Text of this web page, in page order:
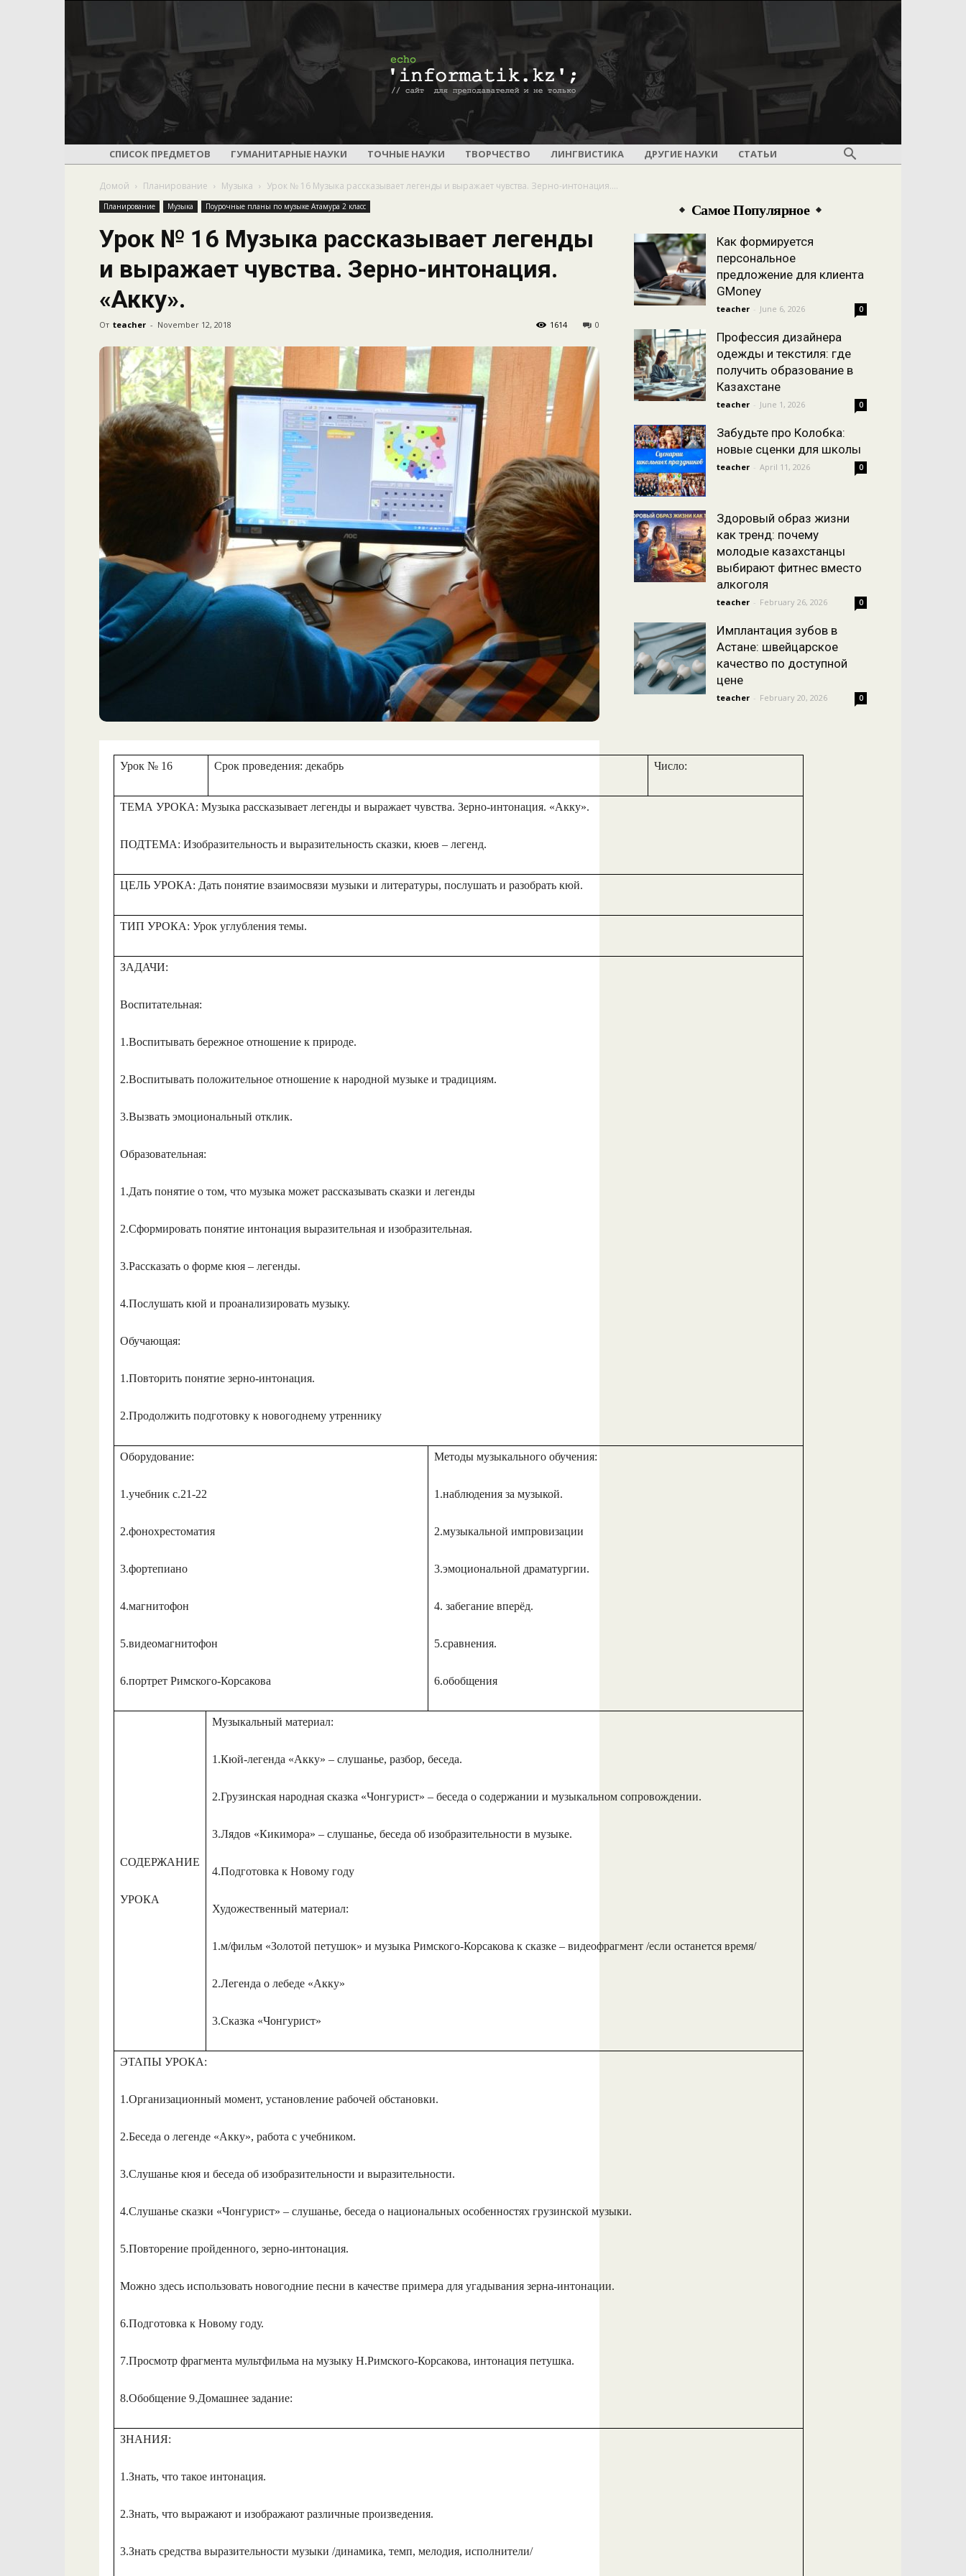
ПОУРОЧНОЕ
И
КАЛЕНДАРНОЕ
ПЛАНИРОВАНИЕ
УРОКОВ
СПИСОК ПРЕДМЕТОВ ГУМАНИТАРНЫЕ НАУКИ ТОЧНЫЕ НАУКИ ТВОРЧЕСТВО ЛИНГВИСТИКА ДРУГИЕ НАУКИ СТАТЬИ
Домой Планирование Музыка Урок № 16 Музыка рассказывает легенды и выражает чувства. Зерно-интонация....
Планирование Музыка Поурочные планы по музыке Атамура 2 класс
Урок № 16 Музыка рассказывает легенды
и выражает чувства. Зерно-интонация.
«Акку».
От teacher - November 12, 2018 0
1614
Урок № 16 Срок проведения: декабрь Число:
ТЕМА УРОКА: Музыка рассказывает легенды и выражает чувства. Зерно-интонация. «Акку».
ПОДТЕМА: Изобразительность и выразительность сказки, кюев – легенд.
ЦЕЛЬ УРОКА: Дать понятие взаимосвязи музыки и литературы, послушать и разобрать кюй.
ТИП УРОКА: Урок углубления темы.
ЗАДАЧИ:
Воспитательная:
1.Воспитывать бережное отношение к природе.
2.Воспитывать положительное отношение к народной музыке и традициям.
3.Вызвать эмоциональный отклик.
Образовательная:
1.Дать понятие о том, что музыка может рассказывать сказки и легенды
2.Сформировать понятие интонация выразительная и изобразительная.
3.Рассказать о форме кюя – легенды.
4.Послушать кюй и проанализировать музыку.
Обучающая:
1.Повторить понятие зерно-интонация.
2.Продолжить подготовку к новогоднему утреннику
Оборудование:
1.учебник с.21-22
2.фонохрестоматия
3.фортепиано
4.магнитофон
5.видеомагнитофон
6.портрет Римского-Корсакова
Методы музыкального обучения:
1.наблюдения за музыкой.
2.музыкальной импровизации
3.эмоциональной драматургии.
4. забегание вперёд.
5.сравнения.
6.обобщения
СОДЕРЖАНИЕ
УРОКА
Музыкальный материал:
1.Кюй-легенда «Акку» – слушанье, разбор, беседа.
2.Грузинская народная сказка «Чонгурист» – беседа о содержании и музыкальном сопровождении.
3.Лядов «Кикимора» – слушанье, беседа об изобразительности в музыке.
4.Подготовка к Новому году
Художественный материал:
1.м/фильм «Золотой петушок» и музыка Римского-Корсакова к сказке – видеофрагмент /если останется время/
2.Легенда о лебеде «Акку»
3.Сказка «Чонгурист»
ЭТАПЫ УРОКА:
1.Организационный момент, установление рабочей обстановки.
2.Беседа о легенде «Акку», работа с учебником.
3.Слушанье кюя и беседа об изобразительности и выразительности.
4.Слушанье сказки «Чонгурист» – слушанье, беседа о национальных особенностях грузинской музыки.
5.Повторение пройденного, зерно-интонация.
Можно здесь использовать новогодние песни в качестве примера для угадывания зерна-интонации.
6.Подготовка к Новому году.
7.Просмотр фрагмента мультфильма на музыку Н.Римского-Корсакова, интонация петушка.
8.Обобщение 9.Домашнее задание:
ЗНАНИЯ:
1.Знать, что такое интонация.
2.Знать, что выражают и изображают различные произведения.
3.Знать средства выразительности музыки /динамика, темп, мелодия, исполнители/
Самое Популярное
Как формируется
персональное
предложение для клиента
GMoney
teacher - June 6, 2026 0
Профессия дизайнера
одежды и текстиля: где
получить образование в
Казахстане
teacher - June 1, 2026 0
Забудьте про Колобка:
новые сценки для школы
teacher - April 11, 2026 0
Здоровый образ жизни
как тренд: почему
молодые казахстанцы
выбирают фитнес вместо
алкоголя
teacher - February 26, 2026 0
Имплантация зубов в
Астане: швейцарское
качество по доступной
цене
teacher - February 20, 2026 0